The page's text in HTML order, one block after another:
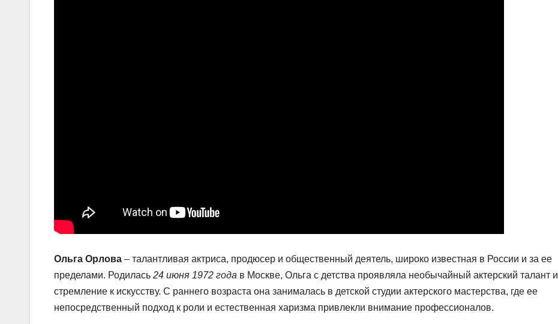
Ольга Орлова – талантливая актриса, продюсер и общественный деятель, широко известная в России и за ее
пределами. Родилась 24 июня 1972 года в Москве, Ольга с детства проявляла необычайный актерский талант и
стремление к искусству. С раннего возраста она занималась в детской студии актерского мастерства, где ее
непосредственный подход к роли и естественная харизма привлекли внимание профессионалов.